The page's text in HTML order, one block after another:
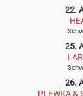
22.
25.
26.
PLEWKA &